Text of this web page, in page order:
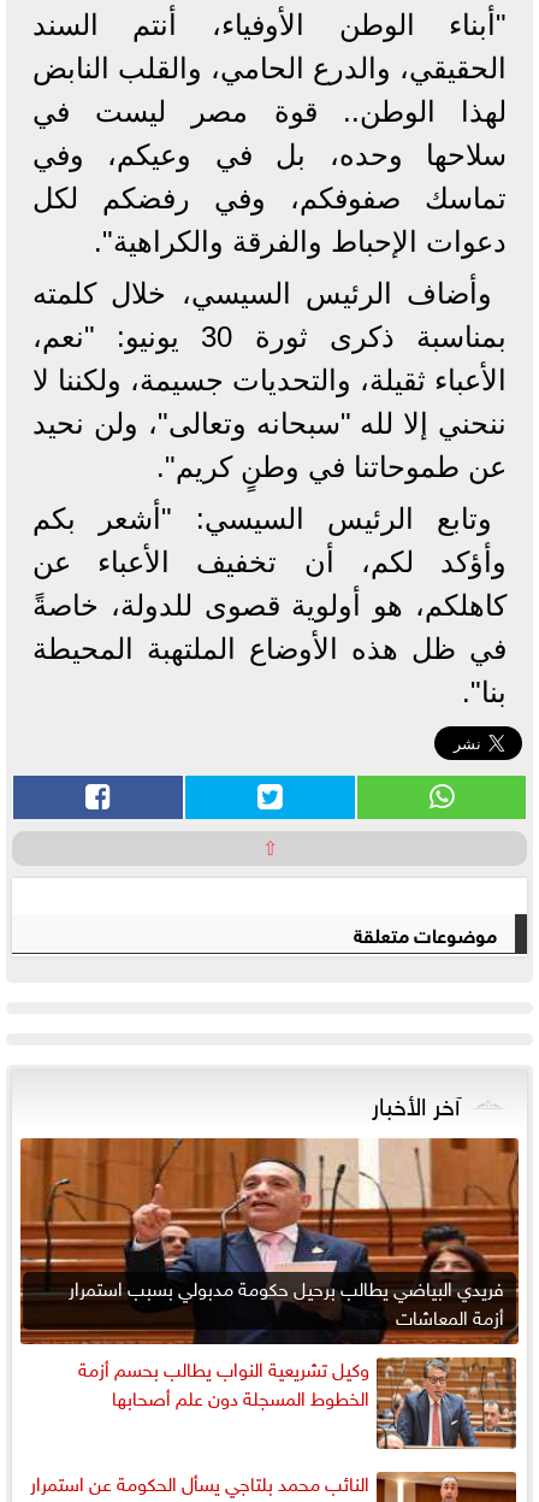
"أبناء الوطن الأوفياء، أنتم السند
الحقيقي، والدرع الحامي، والقلب النابض
لهذا الوطن.. قوة مصر ليست في
سلاحها وحده، بل في وعيكم، وفي
تماسك صفوفكم، وفي رفضكم لكل
دعوات الإحباط والفرقة والكراهية".
وأضاف الرئيس السيسي، خلال كلمته
بمناسبة ذكرى ثورة 30 يونيو: "نعم،
الأعباء ثقيلة، والتحديات جسيمة، ولكننا لا
ننحني إلا لله "سبحانه وتعالى"، ولن نحيد
عن طموحاتنا في وطنٍ كريم".
وتابع الرئيس السيسي: "أشعر بكم
وأؤكد لكم، أن تخفيف الأعباء عن
كاهلكم، هو أولوية قصوى للدولة، خاصةً
في ظل هذه الأوضاع الملتهبة المحيطة
بنا".
⇧
موضوعات متعلقة
آخر الأخبار
فريدي البياضي يطالب برحيل حكومة مدبولي بسبب استمرار
أزمة المعاشات
وكيل تشريعية النواب يطالب بحسم أزمة
الخطوط المسجلة دون علم أصحابها
النائب محمد بلتاجي يسأل الحكومة عن استمرار